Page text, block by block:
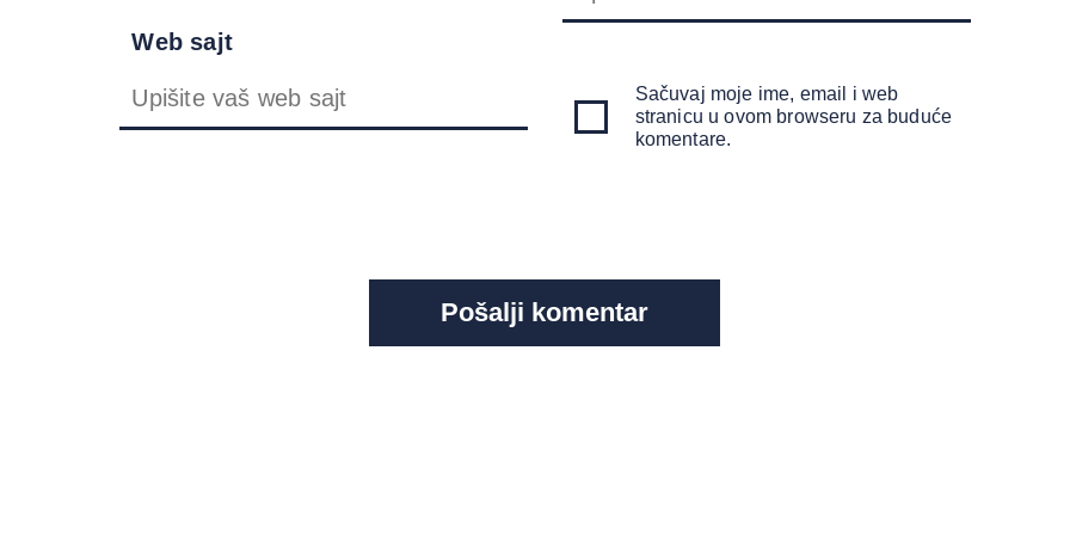
Web sajt
Sačuvaj moje ime, email i web
stranicu u ovom browseru za buduće
komentare.